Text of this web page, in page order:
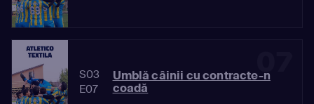
S03
E07
Umblă câinii cu contracte-n
coadă